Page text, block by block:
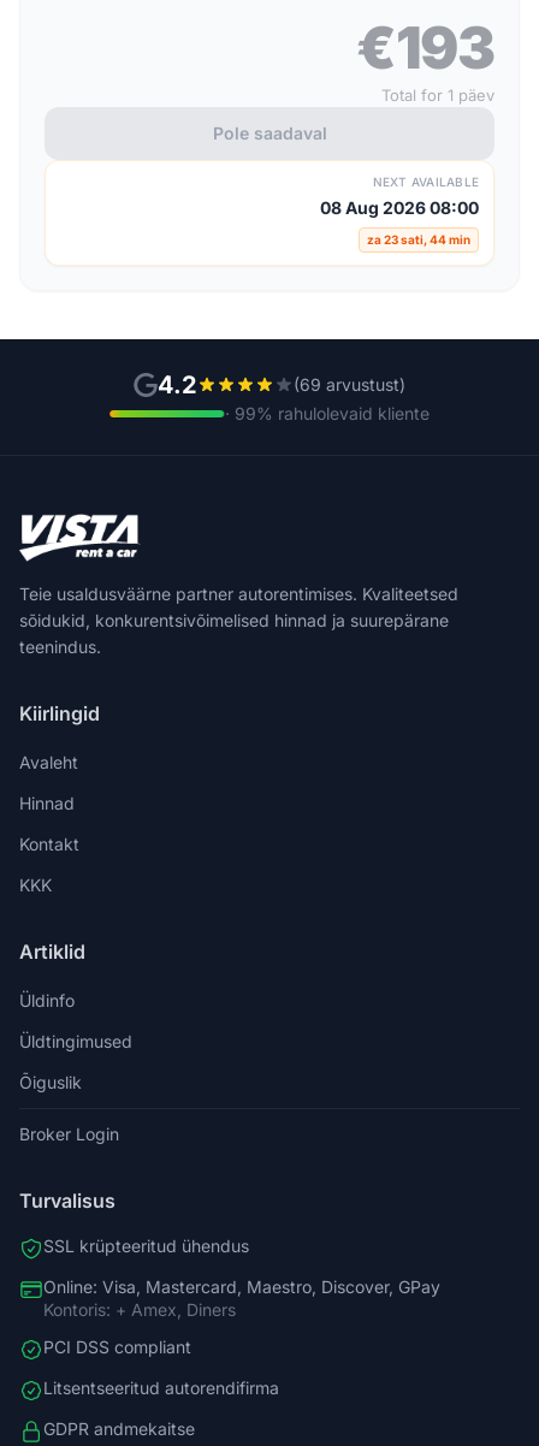
€193
Total for 1 päev
Pole saadaval
NEXT AVAILABLE
08 Aug 2026 08:00
za 23 sati, 44 min
4.2
(69 arvustust)
· 99% rahulolevaid kliente
Teie usaldusväärne partner autorentimises. Kvaliteetsed
sõidukid, konkurentsivõimelised hinnad ja suurepärane
teenindus.
Kiirlingid
Avaleht
Hinnad
Kontakt
KKK
Artiklid
Üldinfo
Üldtingimused
Õiguslik
Broker Login
Turvalisus
SSL krüpteeritud ühendus
Online: Visa, Mastercard, Maestro, Discover, GPay
Kontoris: + Amex, Diners
PCI DSS compliant
Litsentseeritud autorendifirma
GDPR andmekaitse